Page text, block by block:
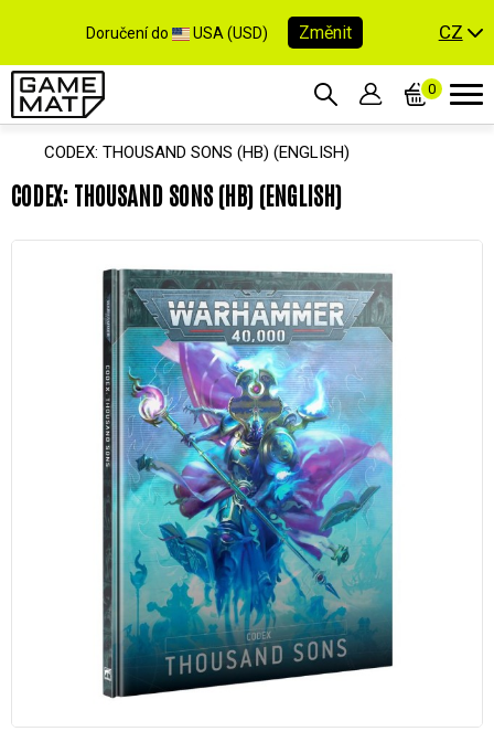
Doručení do USA (USD) Změnit CZ
0
CODEX: THOUSAND SONS (HB) (ENGLISH)
CODEX: THOUSAND SONS (HB) (ENGLISH)